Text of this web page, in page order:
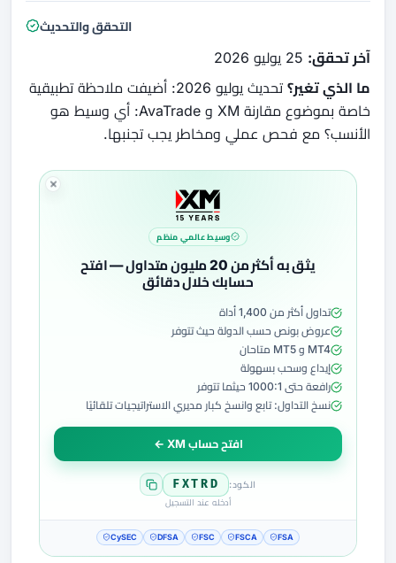
التحقق والتحديث
آخر تحقق: 25 يوليو 2026
ما الذي تغير؟
تحديث يوليو 2026: أضيفت ملاحظة تطبيقية
خاصة بموضوع مقارنة XM و AvaTrade: أي وسيط هو
الأنسب؟ مع فحص عملي ومخاطر يجب تجنبها.
وسيط عالمي منظم
يثق به أكثر من 20 مليون متداول — افتح
حسابك خلال دقائق
تداول أكثر من 1,400 أداة
عروض بونص حسب الدولة حيث تتوفر
MT4 و MT5 متاحان
إيداع وسحب بسهولة
رافعة حتى 1000:1 حيثما تتوفر
نسخ التداول: تابع وانسخ كبار مديري الاستراتيجيات تلقائيًا
افتح حساب XM ←
الكود: FXTRD
أدخله عند التسجيل
CySEC DFSA FSC FSCA FSA